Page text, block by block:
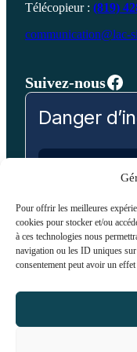
Pour offrir les meilleures
cookies pour stocker et/ou
à ces technologies nous
navigation ou les ID uniques
consentement peut avoir un
info@lac-
Télécopieur : (819)
communication@lac-
Suivez-nous
Danger
Laurentides
Bas Modéré